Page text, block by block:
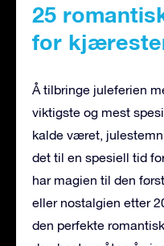
25
for
Å tilbringe juleferien
viktigste og mest
kalde været,
det til en spesiell tid
har magien til den
eller nostalgien etter
den perfekte